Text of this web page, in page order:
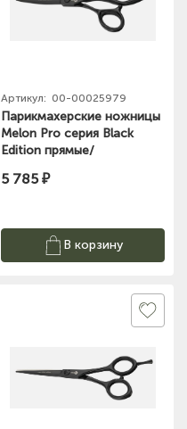
Артикул: 00-00025979
Парикмахерские ножницы
Melon Pro серия Black
Edition прямые/
5 785 ₽
В корзину